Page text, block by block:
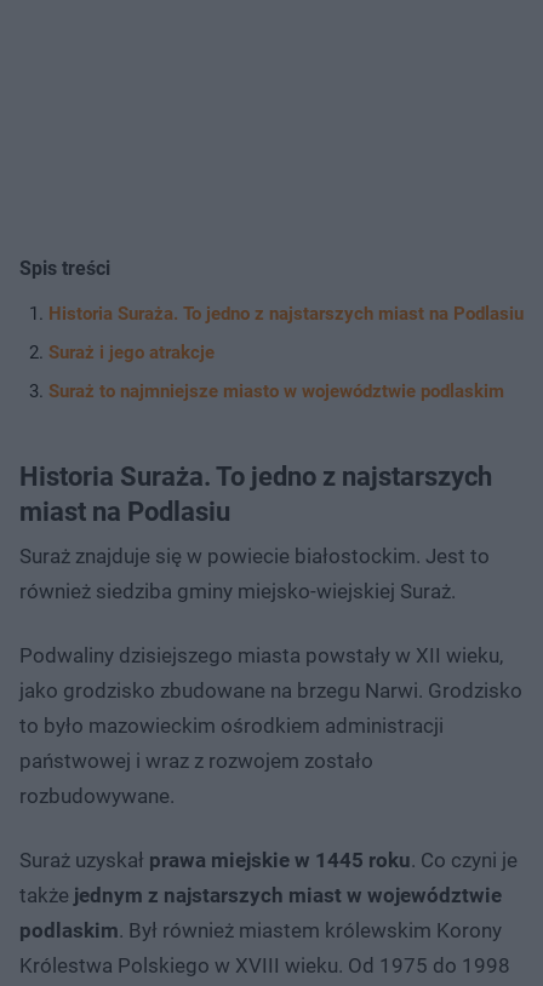
Spis treści
Historia Suraża. To jedno z najstarszych miast na Podlasiu
Suraż i jego atrakcje
Suraż to najmniejsze miasto w województwie podlaskim
Historia Suraża. To jedno z najstarszych
miast na Podlasiu
Suraż znajduje się w powiecie białostockim. Jest to
również siedziba gminy miejsko-wiejskiej Suraż.
Podwaliny dzisiejszego miasta powstały w XII wieku,
jako grodzisko zbudowane na brzegu Narwi. Grodzisko
to było mazowieckim ośrodkiem administracji
państwowej i wraz z rozwojem zostało
rozbudowywane.
Suraż uzyskał prawa miejskie w 1445 roku. Co czyni je
także jednym z najstarszych miast w województwie
podlaskim. Był również miastem królewskim Korony
Królestwa Polskiego w XVIII wieku. Od 1975 do 1998